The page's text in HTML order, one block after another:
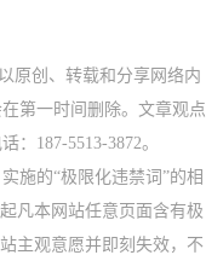
原创、转载和分享网络内
第一时间删除。文章观点
：187-5513-3872。
施的“极限化违禁词”的相
凡本网站任意页面含有极
主观意愿并即刻失效，不